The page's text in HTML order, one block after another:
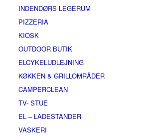
INDENDØRS LEGERUM
PIZZERIA
KIOSK
OUTDOOR BUTIK
ELCYKELUDLEJNING
KØKKEN & GRILLOMRÅDER
CAMPERCLEAN
TV- STUE
EL – LADESTANDER
VASKERI